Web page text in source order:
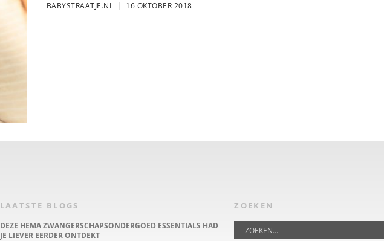
BABYSTRAATJE.NL 16 OKTOBER 2018
LAATSTE BLOGS
DEZE HEMA ZWANGERSCHAPSONDERGOED ESSENTIALS HAD
JE LIEVER EERDER ONTDEKT
ZOEKEN